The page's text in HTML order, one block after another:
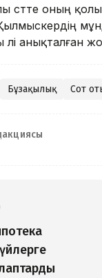
сәтте оның
әлі анықталған
Бұзақылық Сот